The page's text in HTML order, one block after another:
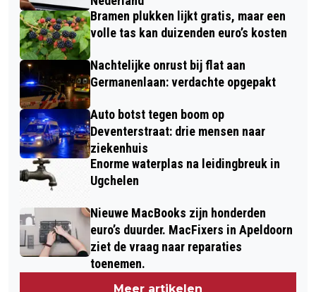
Bramen plukken lijkt gratis, maar een
volle tas kan duizenden euro’s kosten
Nachtelijke onrust bij flat aan
Germanenlaan: verdachte opgepakt
Auto botst tegen boom op
Deventerstraat: drie mensen naar
ziekenhuis
Enorme waterplas na leidingbreuk in
Ugchelen
Nieuwe MacBooks zijn honderden
euro’s duurder. MacFixers in Apeldoorn
ziet de vraag naar reparaties
toenemen.
Meer artikelen